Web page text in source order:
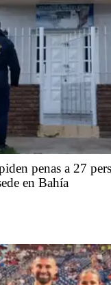
penas a 27
en Bahía